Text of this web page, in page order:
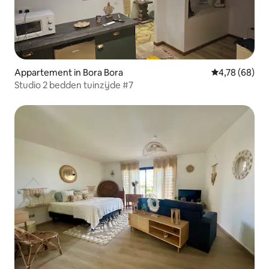
Appartement in Bora Bora Gemiddelde
4,78 (68)
Studio 2 bedden tuinzijde #7